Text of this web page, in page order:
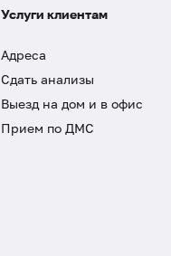
Услуги клиентам
Адреса
Сдать анализы
Выезд на дом и в офис
Прием по ДМС